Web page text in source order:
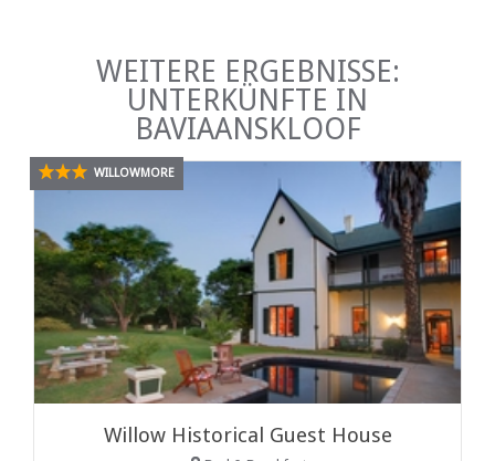
WEITERE ERGEBNISSE:
UNTERKÜNFTE IN
BAVIAANSKLOOF
WILLOWMORE
Willow Historical Guest House